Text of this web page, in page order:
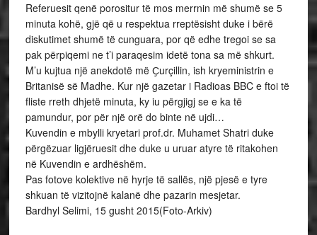
Referuesit qenë porositur të mos merrnin më shumë se 5
minuta kohë, gjë që u respektua rreptësisht duke i bërë
diskutimet shumë të cunguara, por që edhe tregoi se sa
pak përpiqemi ne t’i paraqesim idetë tona sa më shkurt.
M’u kujtua një anekdotë më Ҫurçillin, ish kryeministrin e
Britanisë së Madhe. Kur një gazetar i Radioas BBC e ftoi të
fliste rreth dhjetë minuta, ky iu përgjigj se e ka të
pamundur, por për një orë do binte në ujdi…
Kuvendin e mbylli kryetari prof.dr. Muhamet Shatri duke
përgëzuar ligjëruesit dhe duke u uruar atyre të ritakohen
në Kuvendin e ardhëshëm.
Pas fotove kolektive në hyrje të sallës, një pjesë e tyre
shkuan të vizitojnë kalanë dhe pazarin mesjetar.
Bardhyl Selimi, 15 gusht 2015(Foto-Arkiv)